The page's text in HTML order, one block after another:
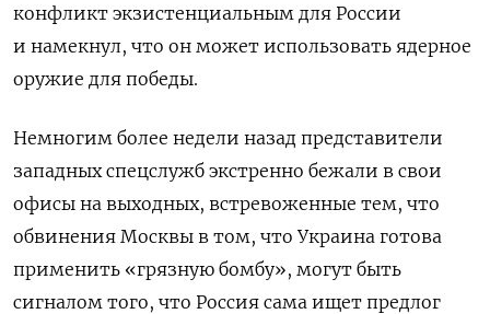
конфликт экзистенциальным для России
и намекнул, что он может использовать ядерное
оружие для победы.
Немногим более недели назад представители
западных спецслужб экстренно бежали в свои
офисы на выходных, встревоженные тем, что
обвинения Москвы в том, что Украина готова
применить «грязную бомбу», могут быть
сигналом того, что Россия сама ищет предлог